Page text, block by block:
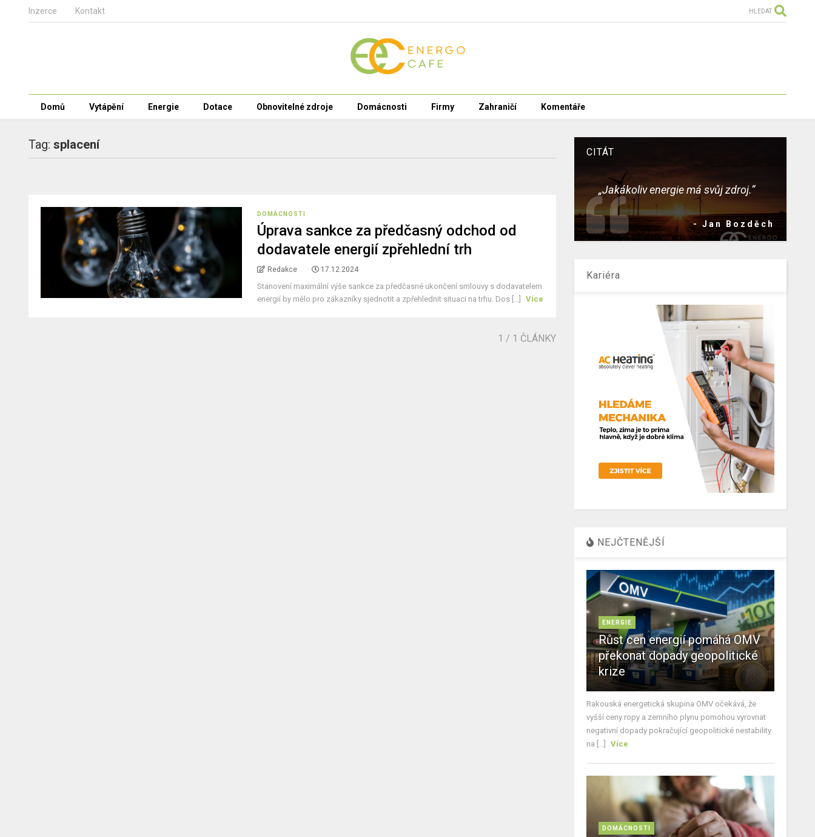
Inzerce Kontakt HLEDAT
Domů Vytápění Energie Dotace Obnovitelné zdroje Domácnosti Firmy Zahraničí Komentáře
Tag:splacení
DOMÁCNOSTI
Úprava sankce za předčasný odchod od
dodavatele energií zpřehlední trh
Redakce 17.12.2024
Stanovení maximální výše sankce za předčasné ukončení smlouvy s dodavatelem
energií by mělo pro zákazníky sjednotit a zpřehlednit situaci na trhu. Dos [...]
Více
1 / 1 ČLÁNKY
CITÁT
„Jakákoliv energie má svůj zdroj.“
- Jan Bozděch
Kariéra
NEJČTENĚJŠÍ
ENERGIE
Růst cen energií pomáhá OMV
překonat dopady geopolitické
krize
Rakouská energetická skupina OMV očekává, že
vyšší ceny ropy a zemního plynu pomohou vyrovnat
negativní dopady pokračující geopolitické nestability
na [...]
Více
DOMÁCNOSTI